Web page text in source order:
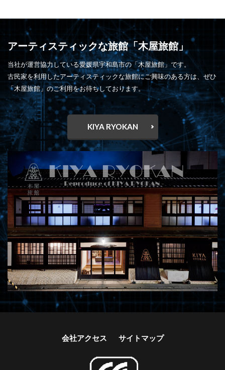
アーティスティックな旅館「木屋旅館」
当社が運営協力している愛媛県宇和島市の「木屋旅館」です。
古民家を利用したアーティスティックな旅館にご興味のある方は、ぜひ
「木屋旅館」のご利用をお待ちしております。
KIYA RYOKAN
会社アクセス サイトマップ